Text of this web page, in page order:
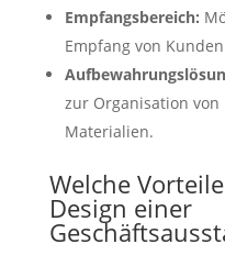
Empfangsbereich:
Empfang von
zur Organisation
Materialien.
Welche
Design einer